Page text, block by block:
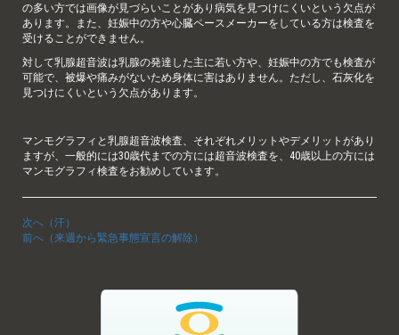
の多い方では画像が見づらいことがあり病気を見つけにくいという欠点が
あります。また、妊娠中の方や心臓ペースメーカーをしている方は検査を
受けることができません。
対して乳腺超音波は乳腺の発達した主に若い方や、妊娠中の方でも検査が
可能で、被爆や痛みがないため身体に害はありません。ただし、石灰化を
見つけにくいという欠点があります。
マンモグラフィと乳腺超音波検査、それぞれメリットやデメリットがあり
ますが、一般的には30歳代までの方には超音波検査を、40歳以上の方には
マンモグラフィ検査をお勧めしています。
次へ（汗）
前へ（来週から緊急事態宣言の解除）